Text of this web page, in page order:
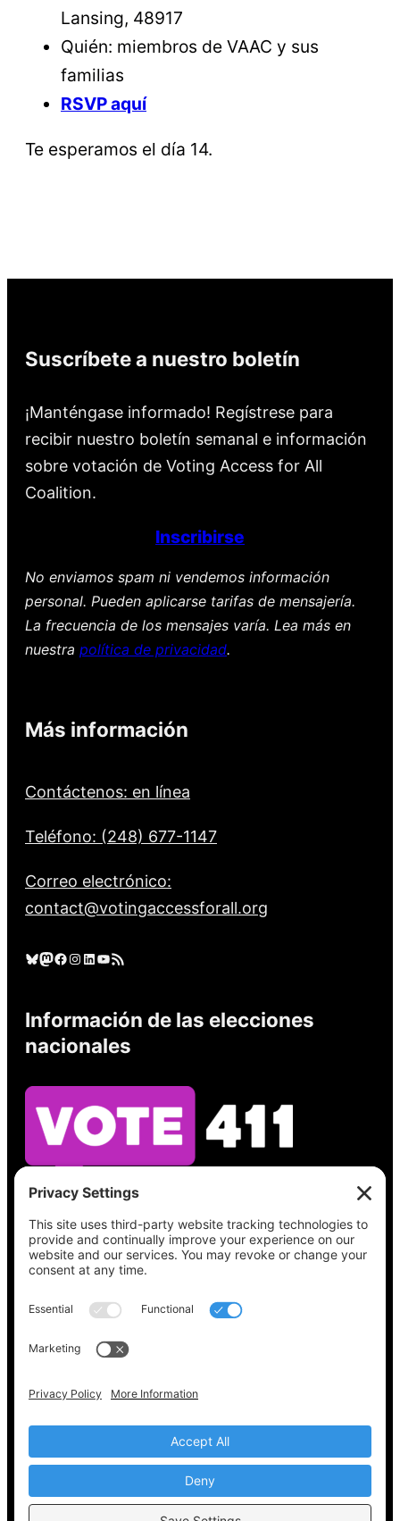
Lansing, 48917
Quién: miembros de VAAC y sus
familias
RSVP aquí
Te esperamos el día 14.
Suscríbete a nuestro boletín
¡Manténgase informado! Regístrese para
recibir nuestro boletín semanal e información
sobre votación de Voting Access for All
Coalition.
Inscribirse
No enviamos spam ni vendemos información
personal. Pueden aplicarse tarifas de mensajería.
La frecuencia de los mensajes varía. Lea más en
nuestra política de privacidad.
Más información
Contáctenos: en línea
Teléfono: (248) 677-1147
Correo electrónico:
contact@votingaccessforall.org
Cielo azul Mastodonte Facebook Instagram LinkedIn YouTube Feed RSS
Información de las elecciones
nacionales
Vea lo que hay en su boleta, encuentre su
lugar de votación, verifique el estado de su
registro y obtenga toda la información
electoral que necesita enVote411.org.
Por favor no utilice:
Derechos de autor © 2022-2024 Coalición de
acceso al voto para todos